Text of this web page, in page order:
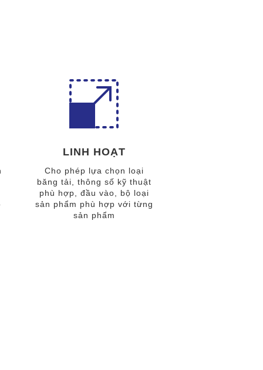
LINH HOẠT
Cho phép lựa chọn loại
băng tải, thông số kỹ thuật
phù hợp, đầu vào, bộ loại
sản phẩm phù hợp với từng
sản phẩm